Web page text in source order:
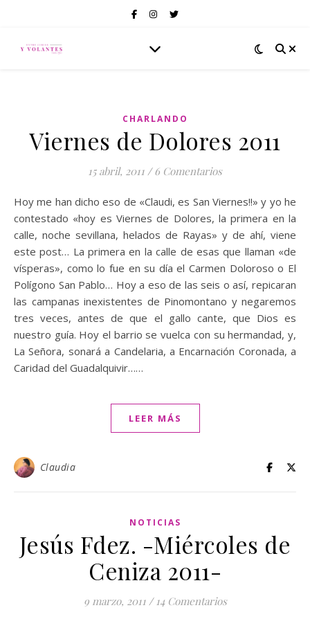
CHARLANDO
Viernes de Dolores 2011
15 abril, 2011 / 6 Comentarios
Hoy me han dicho eso de «Claudi, es San Viernes!!» y yo he
contestado «hoy es Viernes de Dolores, la primera en la
calle, noche sevillana, helados de Rayas» y de ahí, viene
este post… La primera en la calle de esas que llaman «de
vísperas», como lo fue en su día el Carmen Doloroso o El
Polígono San Pablo… Hoy a eso de las seis o así, repicaran
las campanas inexistentes de Pinomontano y negaremos
tres veces, antes de que el gallo cante, que Dios es
nuestro guía. Hoy el barrio se vuelca con su hermandad, y,
La Señora, sonará a Candelaria, a Encarnación Coronada, a
Caridad del Guadalquivir……
LEER MÁS
Claudia
NOTICIAS
Jesús Fdez. -Miércoles de
Ceniza 2011-
9 marzo, 2011 / 14 Comentarios